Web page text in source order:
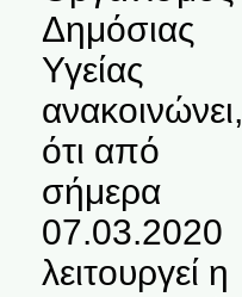
Δημόσιας
Υγείας
ανακοινώνει,
ότι από
σήμερα
07.03.2020
λειτουργεί η